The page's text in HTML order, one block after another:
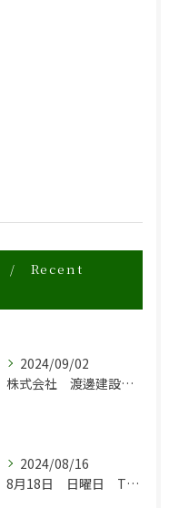
Recent
2024/09/02
株式会社 渡邊建設 TW.PARK
2024/08/16
8月18日 日曜日 TW.PARK グランドオープン祝